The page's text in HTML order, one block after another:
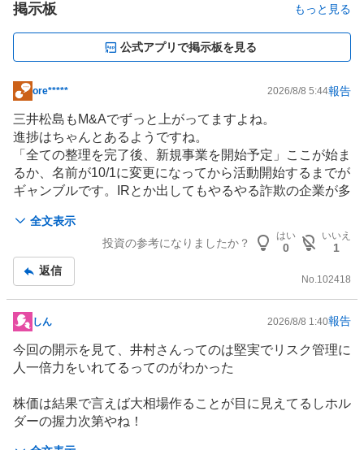
掲示板 もっと見る
公式アプリで掲示板を見る
掲
示
板
記
事
ore***** 2026/8/8 5:44報告
全文表示
三井松島もM&Aでずっと上がってますよね。
進捗はちゃんとあるようですね。
「全ての整理を完了後、新規事業を開始予定」ここが始ま
るか、名前が10/1に変更になってから活動開始するまでが
ギャンブルです。 IRとか出してもやるやる詐欺の企業が多
う。投資事業
また今の価格まで下がるとかもありそうですね。
M&A後に会社の変革を進めるために、手始めに中村氏に
地盤ネットの既存事業の
「新取締役の中村を中心に、既存事業の管理部門の効率化
及びDXの検討・推進を開始
投資事業においても同様のバリューアップ施策を実施出来
るよう、当社を第一の事例として
取り組む」
頑張ってほしいですね。地盤ネットで予行練習してくださ
投資の参考になりましたか？
はい
0
いいえ
1
返信
No. 102418
掲
示
板
事
しん 2026/8/8 1:40報告
今回の開示を見て、井村さんってのは堅実でリスク管理に
人一倍力をいれてるってのがわかった
株価は結果で言えば大相場作ることが目に見えてるしホル
ダーの握力次第やね！